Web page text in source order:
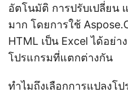
อัตโนมัติ การปรับเปลี่ยน
มาก โดยการใช้
HTML เป็น Excel ได้อย่
โปรแกรมที่แตกต่างกัน
ทำไมถึงเลือกการแปลงโ